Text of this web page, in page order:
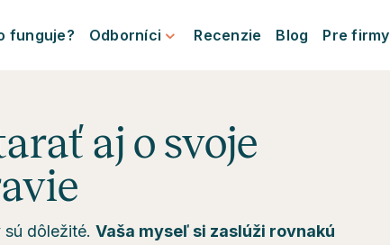
funguje? Odborníci Recenzie Blog Pre firmy
aj o svoje
dôležité. Vaša myseľ si zaslúži rovnakú